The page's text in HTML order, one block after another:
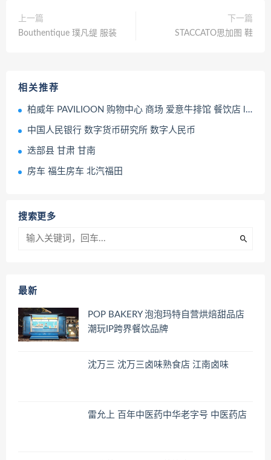
上一篇
Bouthentique 璞凡缇 服装
下一篇
STACCATO思加图 鞋
相关推荐
柏威年 PAVILIOON 购物中心 商场 爱意牛排馆 餐饮店 lululemon 露露乐蒙
中国人民银行 数字货币研究所 数字人民币
迭部县 甘肃 甘南
房车 福生房车 北汽福田
搜索更多
最新
POP BAKERY 泡泡玛特自营烘焙甜品店
潮玩IP跨界餐饮品牌
沈万三 沈万三卤味熟食店 江南卤味
雷允上 百年中医药中华老字号 中医药店